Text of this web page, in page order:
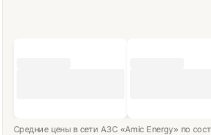
Средние цены в сети АЗС «Amic Energy» по